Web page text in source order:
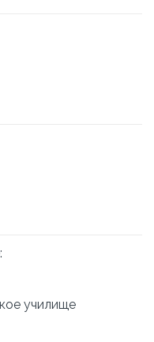
училище